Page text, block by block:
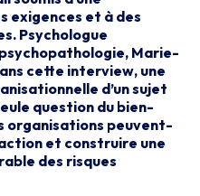
exigences et à des
Psychologue
Marie-
cette interview, une
d’un sujet
question du bien-
organisations peuvent-
et construire une
des risques